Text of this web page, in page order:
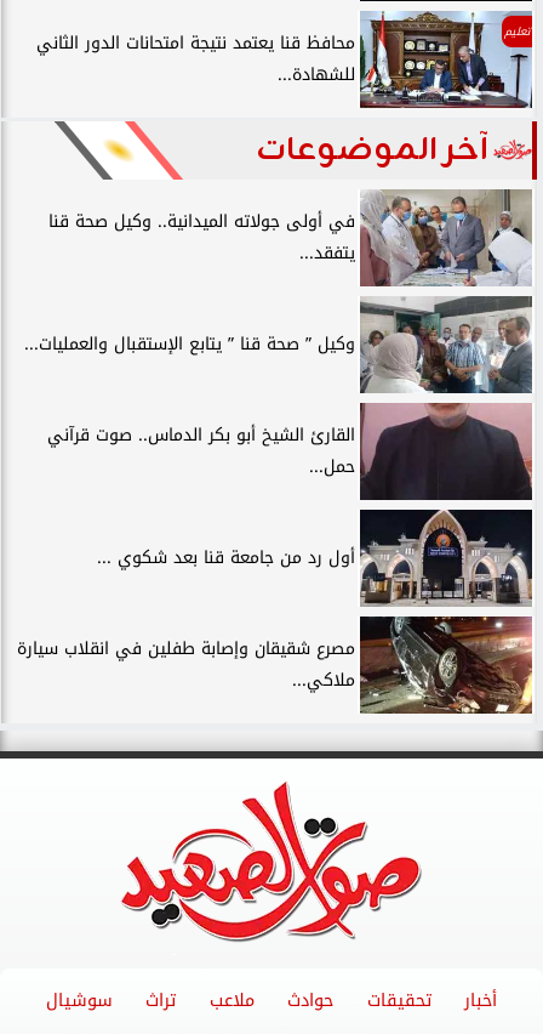
تعليم
محافظ قنا يعتمد نتيجة امتحانات الدور الثاني
للشهادة...
آخر الموضوعات
في أولى جولاته الميدانية.. وكيل صحة قنا
يتفقد...
وكيل ” صحة قنا ” يتابع الإستقبال والعمليات...
القارئ الشيخ أبو بكر الدماس.. صوت قرآني
حمل...
أول رد من جامعة قنا بعد شكوي ...
مصرع شقيقان وإصابة طفلين في انقلاب سيارة
ملاكي...
أخبار تحقيقات حوادث ملاعب تراث سوشيال